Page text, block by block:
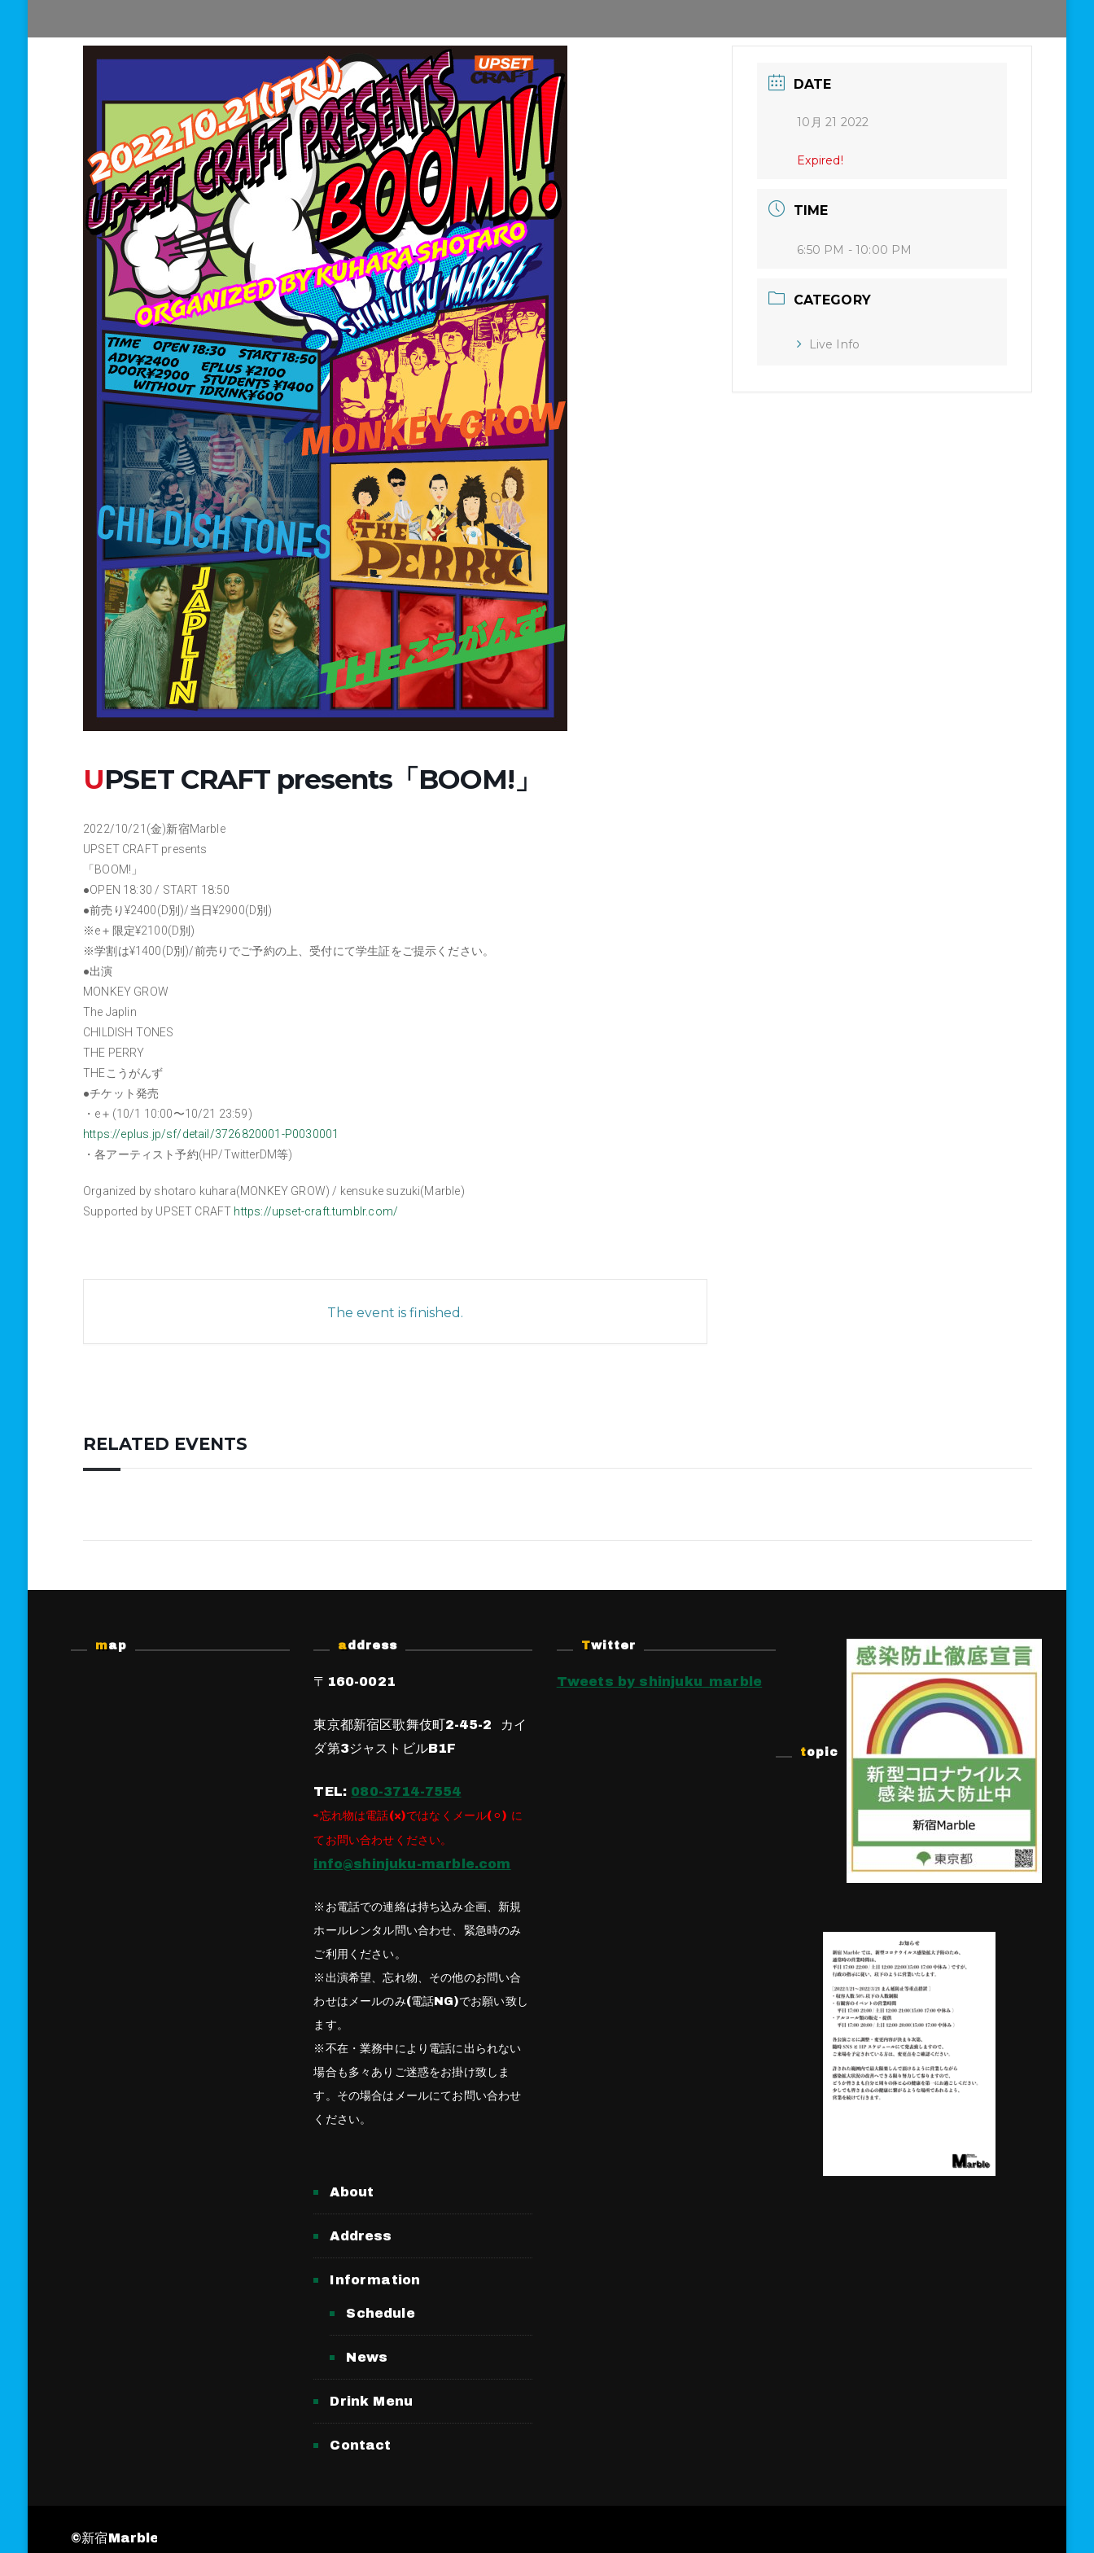
UPSET CRAFT presents「BOOM!」
2022/10/21(金)新宿Marble
UPSET CRAFT presents
「BOOM!」
●OPEN 18:30 / START 18:50
●前売り¥2400(D別)/当日¥2900(D別)
※e＋限定¥2100(D別)
※学割は¥1400(D別)/前売りでご予約の上、受付にて学生証をご提示ください。
●出演
MONKEY GROW
The Japlin
CHILDISH TONES
THE PERRY
THEこうがんず
●チケット発売
・e＋(10/1 10:00〜10/21 23:59)
https://eplus.jp/sf/detail/3726820001-P0030001
・各アーティスト予約(HP/TwitterDM等)
Organized by shotaro kuhara(MONKEY GROW) / kensuke suzuki(Marble)
Supported by UPSET CRAFT https://upset-craft.tumblr.com/
The event is finished.
DATE
10月 21 2022
Expired!
TIME
6:50 PM - 10:00 PM
CATEGORY
Live Info
RELATED EVENTS
map address
〒160-0021
東京都新宿区歌舞伎町2-45-2 カイ
ダ第3ジャストビルB1F
TEL: 080-3714-7554
⇨忘れ物は電話(×)ではなくメール(⚪︎) に
てお問い合わせください。
info@shinjuku-marble.com
※お電話での連絡は持ち込み企画、新規
ホールレンタル問い合わせ、緊急時のみ
ご利用ください。
※出演希望、忘れ物、その他のお問い合
わせはメールのみ(電話NG)でお願い致し
ます。
※不在・業務中により電話に出られない
場合も多々ありご迷惑をお掛け致しま
す。その場合はメールにてお問い合わせ
ください。
About
Address
Information
Schedule
News
Drink Menu
Contact
Twitter
Tweets by shinjuku_marble
topic
©︎新宿Marble